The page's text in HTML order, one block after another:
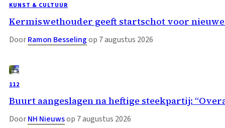
KUNST & CULTUUR
Kermiswethouder geeft startschot voor
DoorRamon Besselingop 7 augustus 2026
112
Buurt aangeslagen na heftige steekpartij:
DoorNH Nieuwsop 7 augustus 2026